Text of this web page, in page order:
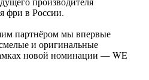
фри в России.
партнёром мы впервые
и оригинальные
новой номинации — WE